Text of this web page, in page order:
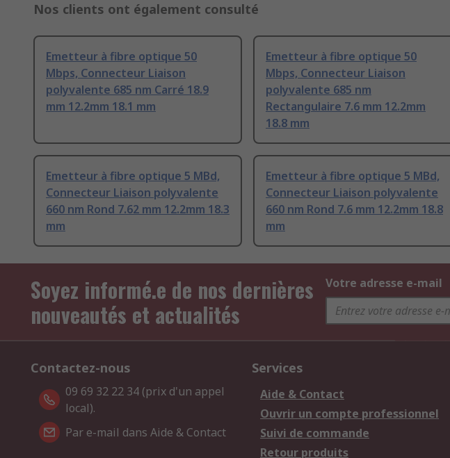
Nos clients ont également consulté
Emetteur à fibre optique 50
Mbps, Connecteur Liaison
polyvalente 685 nm Carré 18.9
mm 12.2mm 18.1 mm
Emetteur à fibre optique 50
Mbps, Connecteur Liaison
polyvalente 685 nm
Rectangulaire 7.6 mm 12.2mm
18.8 mm
Emetteur à fibre optique 5 MBd,
Connecteur Liaison polyvalente
660 nm Rond 7.62 mm 12.2mm 18.3
mm
Emetteur à fibre optique 5 MBd,
Connecteur Liaison polyvalente
660 nm Rond 7.6 mm 12.2mm 18.8
mm
Soyez informé.e de nos dernières
nouveautés et actualités
Votre adresse e-mail
Contactez-nous
09 69 32 22 34 (prix d'un appel
local).
Par e-mail dans Aide & Contact
Services
Aide & Contact
Ouvrir un compte professionnel
Suivi de commande
Retour produits